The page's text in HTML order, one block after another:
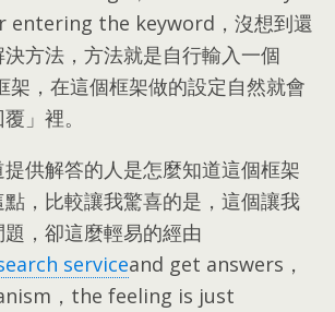
entering the keyword，沒想到還
方法，方法就是自行輸入一個
架，在這個框架做的設定自然就會
」裡。
解答的人是怎麼知道這個框架
，比較讓我驚喜的是，這個讓我
，卻這麼輕易的經由
serviceand get answers，
，the feeling is just